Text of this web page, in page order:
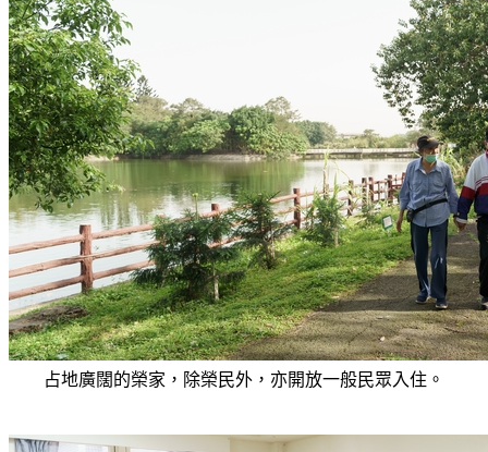
占地廣闊的榮家，除榮民外，亦開放一般民眾入住。